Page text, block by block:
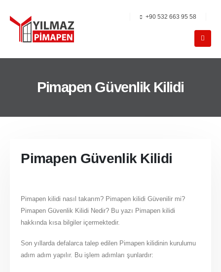
+90 532 663 95 58
Pimapen Güvenlik Kilidi
Pimapen Güvenlik Kilidi
Pimapen kilidi nasıl takarım? Pimapen kilidi Güvenilir mi?
Pimapen Güvenlik Kilidi Nedir? Bu yazı Pimapen kilidi
hakkında kısa bilgiler içermektedir.
Son yıllarda defalarca talep edilen Pimapen kilidinin kurulumu
adım adım yapılır. Bu işlem adımları şunlardır: